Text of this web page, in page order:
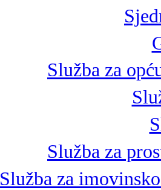
Služba za
Služba za
Služba za